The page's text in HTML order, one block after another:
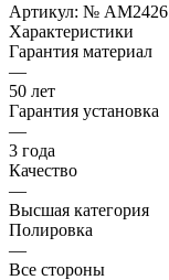
Артикул: № AM2426
Характеристики
Гарантия материал
—
50 лет
Гарантия установка
—
3 года
Качество
—
Высшая категория
Полировка
—
Все стороны